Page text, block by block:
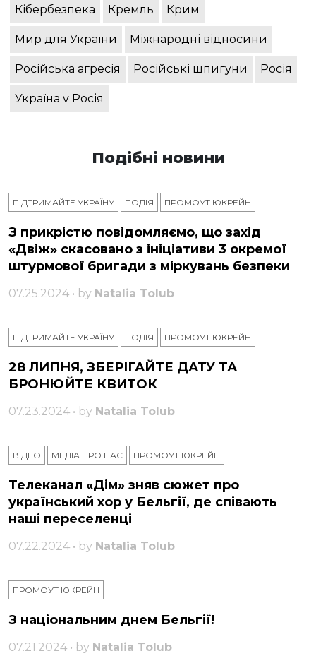
Кібербезпека Кремль Крим
Мир для України Міжнародні відносини
Російська агресія Російські шпигуни Росія
Україна v Росія
Подібні новини
ПІДТРИМАЙТЕ УКРАЇНУ ПОДІЯ ПРОМОУТ ЮКРЕЙН
З прикрістю повідомляємо, що захід
«Двіж» скасовано з ініціативи 3 окремої
штурмової бригади з міркувань безпеки
07.25.2024 • by Natalia Tolub
ПІДТРИМАЙТЕ УКРАЇНУ ПОДІЯ ПРОМОУТ ЮКРЕЙН
28 ЛИПНЯ, ЗБЕРІГАЙТЕ ДАТУ ТА
БРОНЮЙТЕ КВИТОК
07.23.2024 • by Natalia Tolub
ВІДЕО МЕДІА ПРО НАС ПРОМОУТ ЮКРЕЙН
Телеканал «Дім» зняв сюжет про
український хор у Бельгії, де співають
наші переселенці
07.22.2024 • by Natalia Tolub
ПРОМОУТ ЮКРЕЙН
З національним днем ​​Бельгії!
07.21.2024 • by Natalia Tolub